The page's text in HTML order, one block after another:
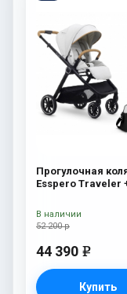
Прогулочная
Esspero Traveler
52 200 р
44 390 e
Купить
В наличии